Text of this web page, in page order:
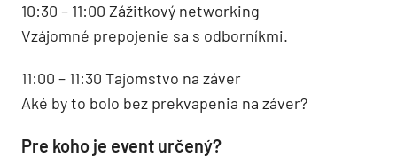
10:30 – 11:00 Zážitkový networking
Vzájomné prepojenie sa s odborníkmi.
11:00 – 11:30 Tajomstvo na záver
Aké by to bolo bez prekvapenia na záver?
Pre koho je event určený?